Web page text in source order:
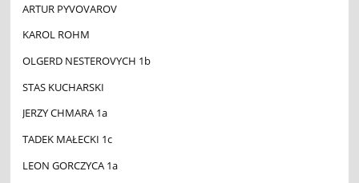
ARTUR PYVOVAROV
KAROL ROHM
OLGERD NESTEROVYCH 1b
STAS KUCHARSKI
JERZY CHMARA 1a
TADEK MAŁECKI 1c
LEON GORCZYCA 1a